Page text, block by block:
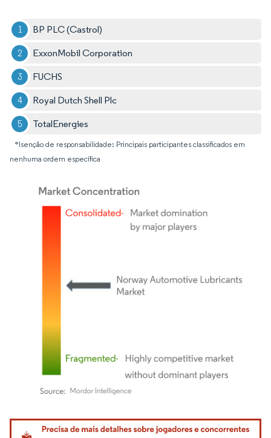
BP PLC (Castrol)
ExxonMobil Corporation
FUCHS
Royal Dutch Shell Plc
TotalEnergies
*Isenção de responsabilidade: Principais participantes classificados em
nenhuma ordem específica
Imagem © Mordor Intelligence. O reuso requer atribuição conforme CC BY 4.0.